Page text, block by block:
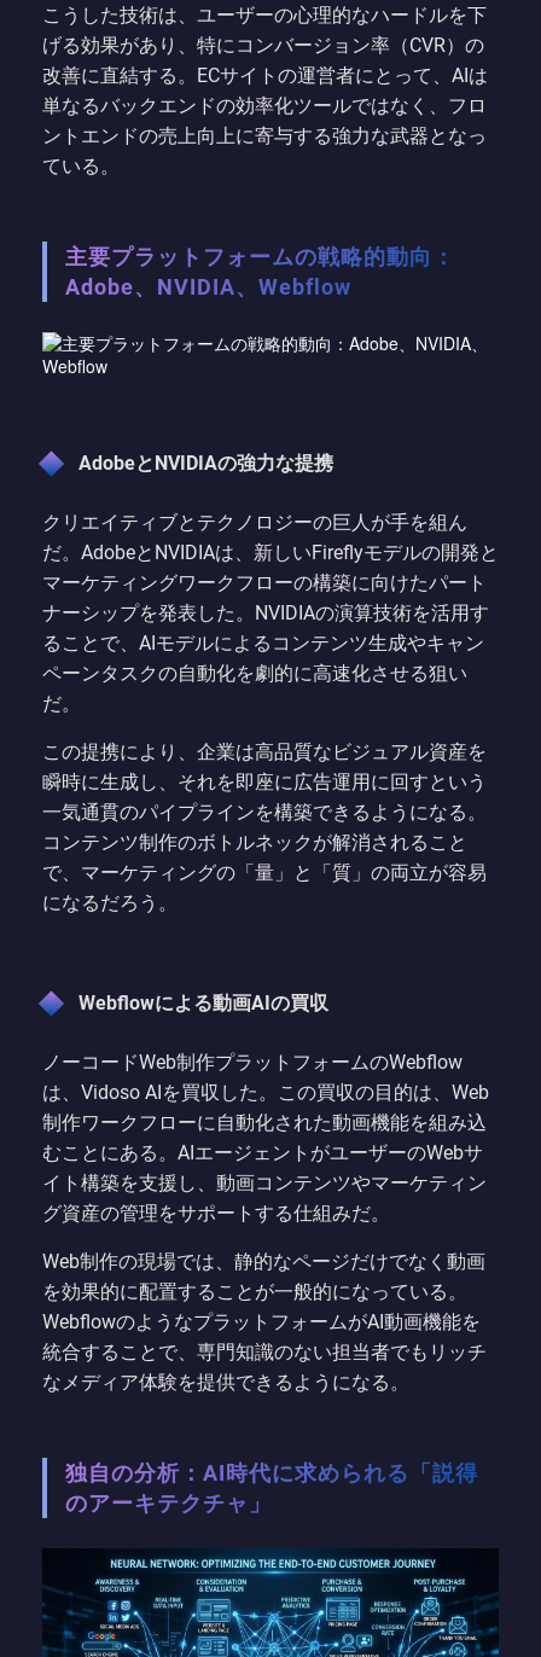
こうした技術は、ユーザーの心理的なハードルを下
げる効果があり、特にコンバージョン率（CVR）の
改善に直結する。ECサイトの運営者にとって、AIは
単なるバックエンドの効率化ツールではなく、フロ
ントエンドの売上向上に寄与する強力な武器となっ
ている。
主要プラットフォームの戦略的動向：
Adobe、NVIDIA、Webflow
AdobeとNVIDIAの強力な提携
クリエイティブとテクノロジーの巨人が手を組ん
だ。AdobeとNVIDIAは、新しいFireflyモデルの開発と
マーケティングワークフローの構築に向けたパート
ナーシップを発表した。NVIDIAの演算技術を活用す
ることで、AIモデルによるコンテンツ生成やキャン
ペーンタスクの自動化を劇的に高速化させる狙い
だ。
この提携により、企業は高品質なビジュアル資産を
瞬時に生成し、それを即座に広告運用に回すという
一気通貫のパイプラインを構築できるようになる。
コンテンツ制作のボトルネックが解消されること
で、マーケティングの「量」と「質」の両立が容易
になるだろう。
Webflowによる動画AIの買収
ノーコードWeb制作プラットフォームのWebflow
は、Vidoso AIを買収した。この買収の目的は、Web
制作ワークフローに自動化された動画機能を組み込
むことにある。AIエージェントがユーザーのWebサ
イト構築を支援し、動画コンテンツやマーケティン
グ資産の管理をサポートする仕組みだ。
Web制作の現場では、静的なページだけでなく動画
を効果的に配置することが一般的になっている。
WebflowのようなプラットフォームがAI動画機能を
統合することで、専門知識のない担当者でもリッチ
なメディア体験を提供できるようになる。
独自の分析：AI時代に求められる「説得
のアーキテクチャ」